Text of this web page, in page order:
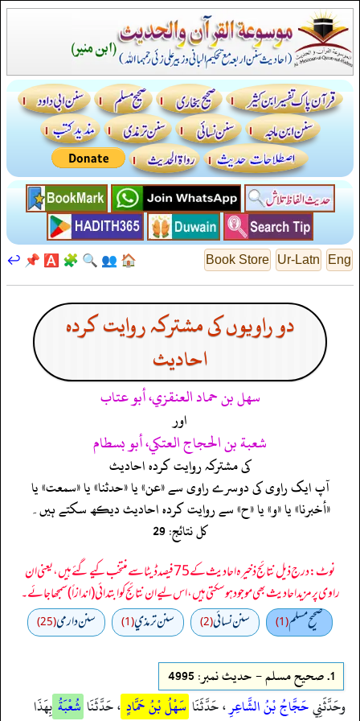
Eng
Ur-Latn
Book Store
🏠
👥
🔍
🧩
🅰️
📌
↩️
دو راویوں کی مشترکہ روایت کردہ
احادیث
سهل بن حماد العنقزي، أبو عتاب
اور
شعبة بن الحجاج العتكي، أبو بسطام
کی مشترکہ روایت کردہ احادیث
آپ ایک راوی کی دوسرے راوی سے «عن» یا «حدثنا» یا «سمعت» یا
«أخبرنا» یا «و» یا «ح» سے روایت کردہ احادیث دیکھ سکتے ہیں۔
کل نتائج: 29
نوٹ: درج ذیل نتائج ذخیرہ احادیث کے 75 فیصد ڈیٹا سے منتخب کیے گئے ہیں، یعنی ان
راوی پر مزید احادیث بھی موجود ہو سکتی ہیں، اس لیے ان نتائج کو ابتدائی (اندازاً) سمجھا جائے۔
صحيح مسلم(1) سنن نسائي(2) سنن ترمذي(1) سنن دارمي(25)
1. صحيح مسلم - حدیث نمبر: 4995
وحَدَّثَنِيحَجَّاجُ بْنُ الشَّاعِرِ، حَدَّثَنَا سَهْلُ بْنُ حَمَّادٍ ، حَدَّثَنَا شُعْبَةُ بِهَذَا